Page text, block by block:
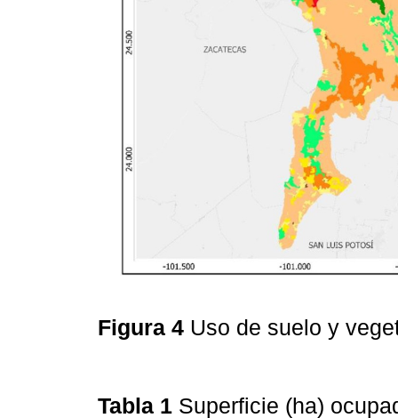
Figura 4 Uso de suelo y
Tabla 1 Superficie (ha)